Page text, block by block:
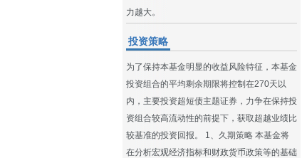
力越大。
投资策略
为了保持本基金明显的收益风险特征，本基金
投资组合的平均剩余期限将控制在270天以
内，主要投资超短债主题证券，力争在保持投
资组合较高流动性的前提下，获取超越业绩比
较基准的投资回报。 1、久期策略 本基金将
在分析宏观经济指标和财政货币政策等的基础